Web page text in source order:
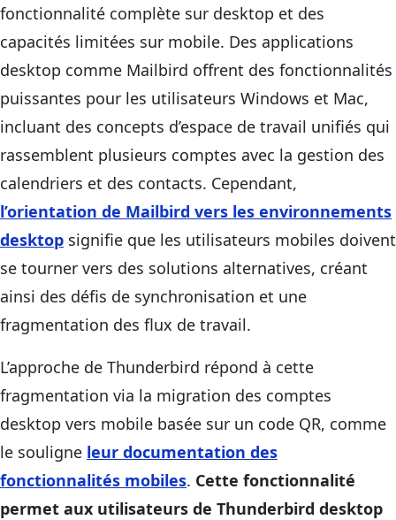
fonctionnalité complète sur desktop et des
capacités limitées sur mobile. Des applications
desktop comme Mailbird offrent des fonctionnalités
puissantes pour les utilisateurs Windows et Mac,
incluant des concepts d’espace de travail unifiés qui
rassemblent plusieurs comptes avec la gestion des
calendriers et des contacts. Cependant,
l’orientation de Mailbird vers les environnements
desktop signifie que les utilisateurs mobiles doivent
se tourner vers des solutions alternatives, créant
ainsi des défis de synchronisation et une
fragmentation des flux de travail.
L’approche de Thunderbird répond à cette
fragmentation via la migration des comptes
desktop vers mobile basée sur un code QR, comme
le souligne leur documentation des
fonctionnalités mobiles. Cette fonctionnalité
permet aux utilisateurs de Thunderbird desktop